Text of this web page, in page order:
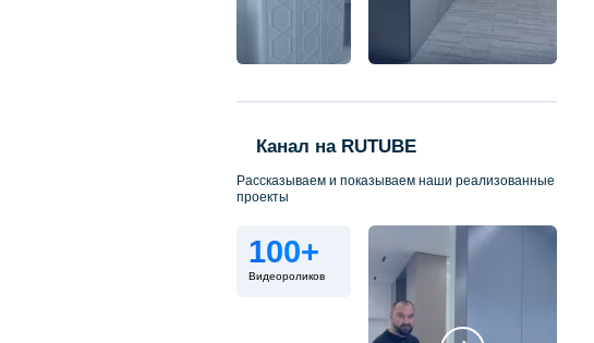
Канал на RUTUBE
Рассказываем и показываем наши реализованные
проекты
100+
Видеороликов